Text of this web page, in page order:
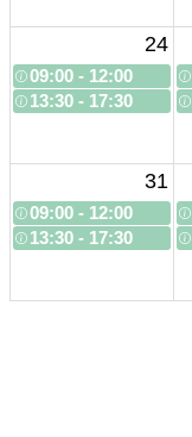
24
09:00 - 12:00
13:30 - 17:30
31
09:00 - 12:00
13:30 - 17:30